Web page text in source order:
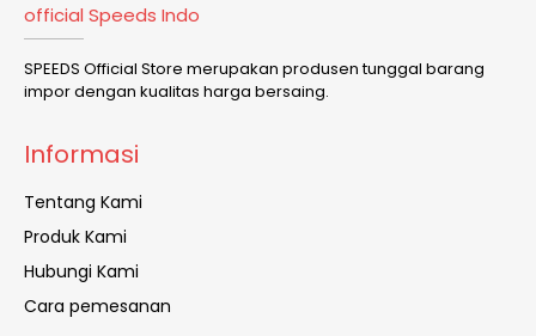
official Speeds Indo
SPEEDS Official Store merupakan produsen tunggal barang
impor dengan kualitas harga bersaing.
Informasi
Tentang Kami
Produk Kami
Hubungi Kami
Cara pemesanan